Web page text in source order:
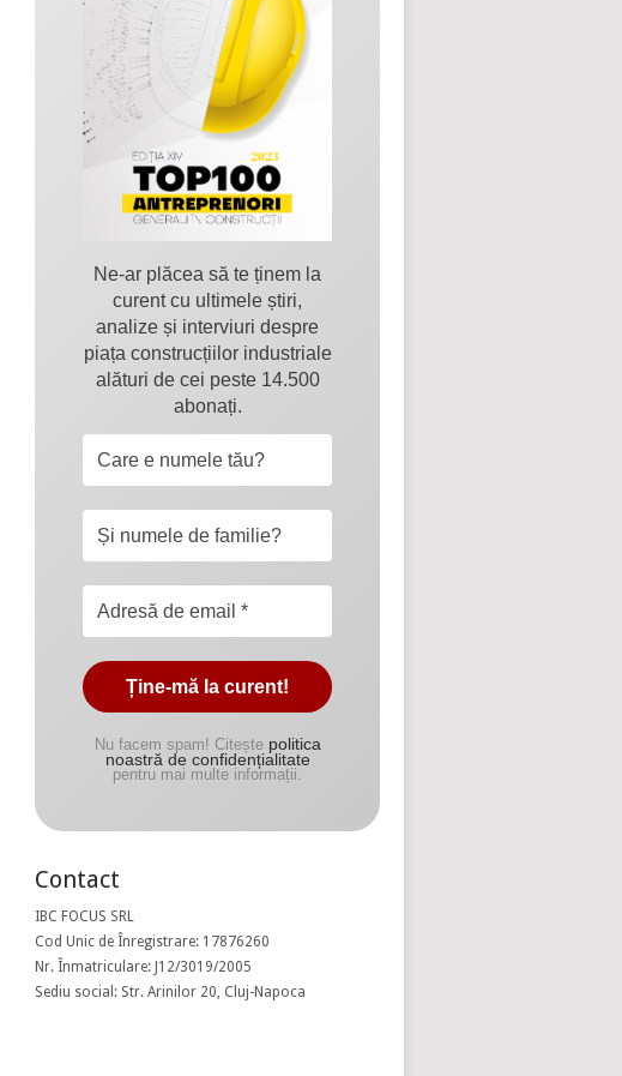
Ne-ar plăcea să te ținem la
curent cu ultimele știri,
analize și interviuri despre
piața construcțiilor industriale
alături de cei peste 14.500
abonați.
Nu facem spam! Citește politica
noastră de confidențialitate
pentru mai multe informații.
Contact
IBC FOCUS SRL
Cod Unic de Înregistrare: 17876260
Nr. Înmatriculare: J12/3019/2005
Sediu social: Str. Arinilor 20, Cluj-Napoca